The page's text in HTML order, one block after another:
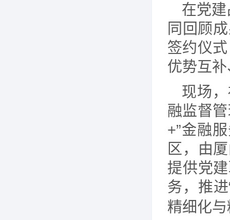
在党
同回顾
签约仪
优势互
现场
融监督
+”金融
区，由
提供党
务，推
精细化